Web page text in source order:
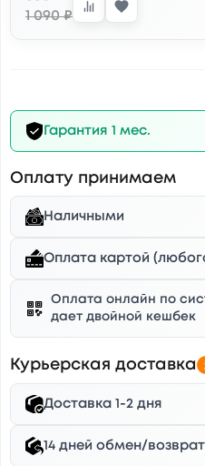
1 090 ₽
Гарантия 1 мес.
Оплату принимаем
Наличными
Оплата картой
Оплата онлайн по
дает двойной кешбек
Курьерская доставка
Доставка 1-2 дня
14 дней обмен/возврат